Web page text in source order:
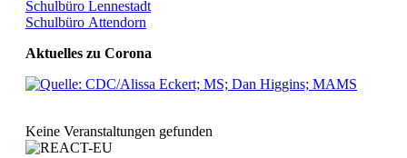
Schulbüro Lennestadt
Schulbüro Attendorn
Aktuelles zu Corona
Keine Veranstaltungen gefunden